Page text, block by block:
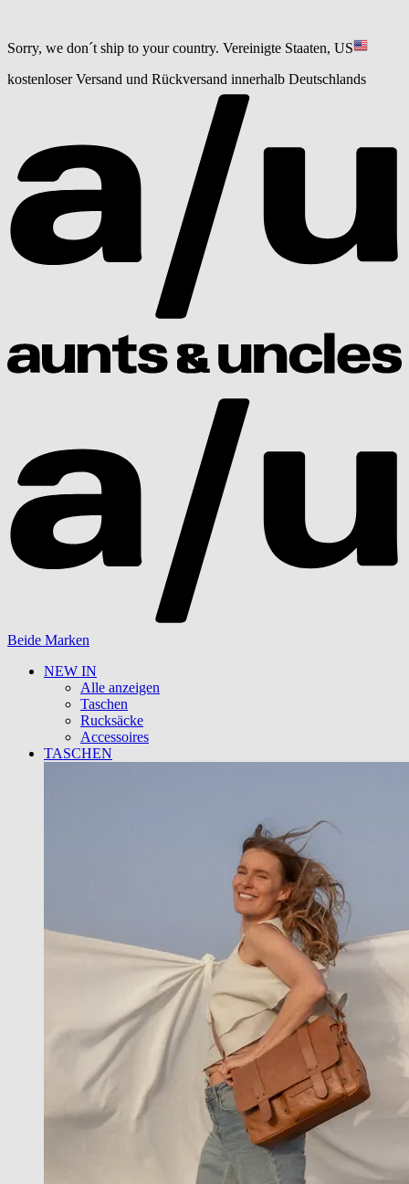
Sorry, we don´t ship to your country. Vereinigte Staaten, US
kostenloser Versand und Rückversand innerhalb Deutschlands
Beide Marken
NEW IN
Alle anzeigen
Taschen
Rucksäcke
Accessoires
TASCHEN